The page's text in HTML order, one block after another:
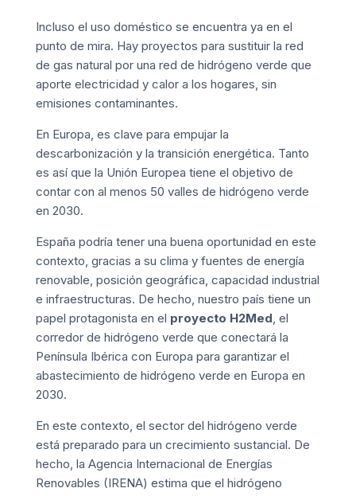
Incluso el uso doméstico se encuentra ya en el
punto de mira. Hay proyectos para sustituir la red
de gas natural por una red de hidrógeno verde que
aporte electricidad y calor a los hogares, sin
emisiones contaminantes.
En Europa, es clave para empujar la
descarbonización y la transición energética. Tanto
es así que la Unión Europea tiene el objetivo de
contar con al menos 50 valles de hidrógeno verde
en 2030.
España podría tener una buena oportunidad en este
contexto, gracias a su clima y fuentes de energía
renovable, posición geográfica, capacidad industrial
e infraestructuras. De hecho, nuestro país tiene un
papel protagonista en el proyecto H2Med, el
corredor de hidrógeno verde que conectará la
Península Ibérica con Europa para garantizar el
abastecimiento de hidrógeno verde en Europa en
2030.
En este contexto, el sector del hidrógeno verde
está preparado para un crecimiento sustancial. De
hecho, la Agencia Internacional de Energías
Renovables (IRENA) estima que el hidrógeno